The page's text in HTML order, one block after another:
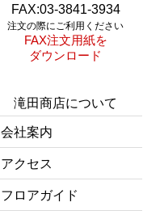
FAX:03-3841-3934
注文の際にご利用ください
FAX注文用紙を
ダウンロード
滝田商店について
会社案内
アクセス
フロアガイド